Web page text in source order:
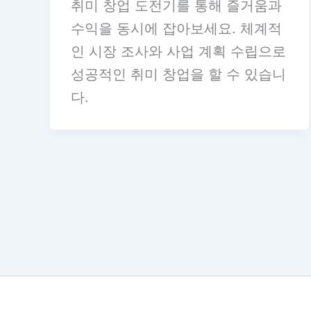
취미 창업 도전기를 통해 즐거움과
수익을 동시에 잡아보세요. 체계적
인 시장 조사와 사업 계획 수립으로
성공적인 취미 창업을 할 수 있습니
다.